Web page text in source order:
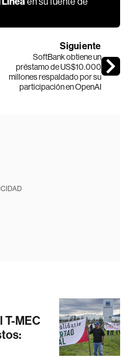
Siguiente
SoftBank obtiene un
préstamo de US$10.000
millones respaldado por su
participación en OpenAI
T-MEC